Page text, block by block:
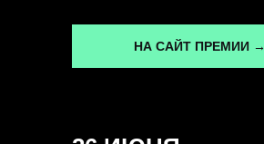
НА САЙТ ПРЕМИИ →